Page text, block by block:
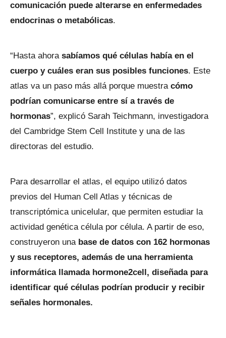
comunicación puede alterarse en enfermedades
endocrinas o metabólicas.
“Hasta ahora sabíamos qué células había en el
cuerpo y cuáles eran sus posibles funciones. Este
atlas va un paso más allá porque muestracómo
podrían comunicarse entre sí a través de
hormonas”, explicó Sarah Teichmann, investigadora
del Cambridge Stem Cell Institute y una de las
directoras del estudio.
Para desarrollar el atlas, el equipo utilizó datos
previos del Human Cell Atlas y técnicas de
transcriptómica unicelular, que permiten estudiar la
actividad genética célula por célula. A partir de eso,
construyeron una base de datos con 162 hormonas
y sus receptores, además de una herramienta
informática llamada hormone2cell, diseñada para
identificar qué células podrían producir y recibir
señales hormonales.